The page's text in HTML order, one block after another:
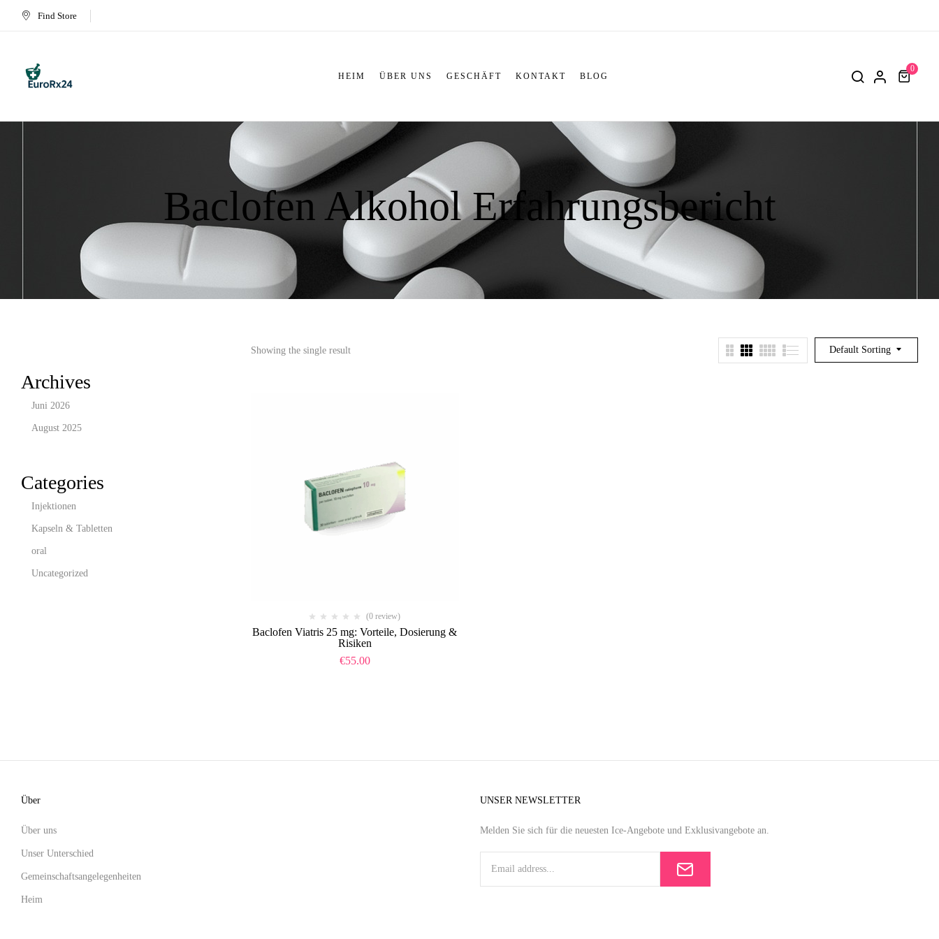
Find Store
HEIM ÜBER UNS GESCHÄFT KONTAKT BLOG
0
Baclofen Alkohol Erfahrungsbericht
Archives
Juni 2026
August 2025
Categories
Injektionen
Kapseln & Tabletten
oral
Uncategorized
Default Sorting
Showing the single result
(0 review)
Baclofen Viatris 25 mg: Vorteile, Dosierung &
Risiken
€55.00
Über
Über uns
Unser Unterschied
Gemeinschaftsangelegenheiten
Heim
UNSER NEWSLETTER
Melden Sie sich für die neuesten Ice-Angebote und Exklusivangebote an.